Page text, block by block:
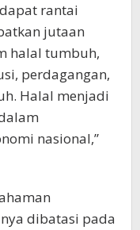
rantai
jutaan
halal tumbuh,
perdagangan,
Halal menjadi
nasional,”
dibatasi pada